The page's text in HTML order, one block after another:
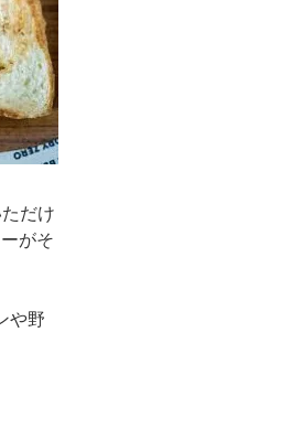
だけ
がそ
や野